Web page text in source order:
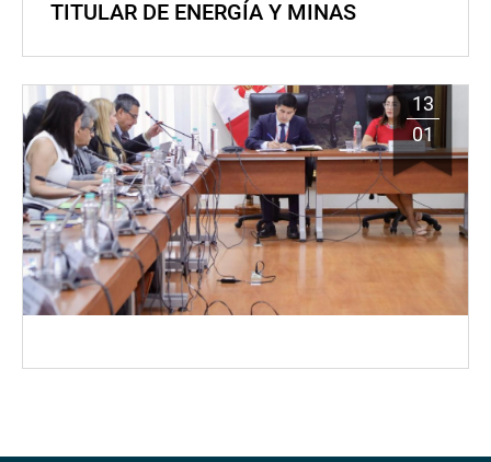
TITULAR DE ENERGÍA Y MINAS
13
01